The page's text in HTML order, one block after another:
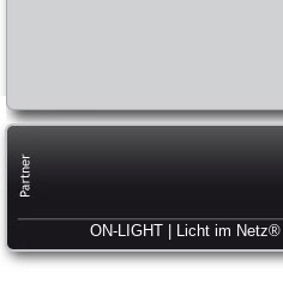
ON-LIGHT | Licht im Netz®